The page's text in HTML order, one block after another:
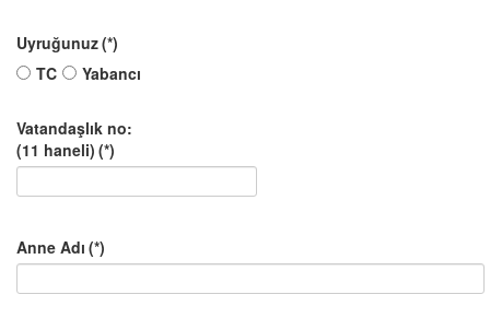
Uyruğunuz(*)
TC
Yabancı
Vatandaşlık no:
(11 haneli) (*)
Anne Adı (*)